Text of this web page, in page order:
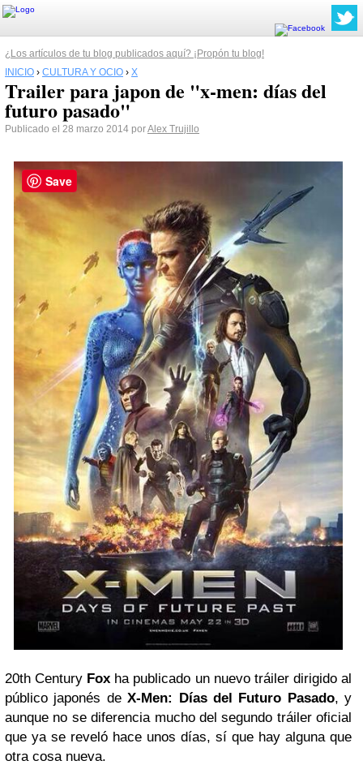
¿Los artículos de tu blog publicados aquí? ¡Propón tu blog!
INICIO › CULTURA Y OCIO › X
Trailer para japon de "x-men: días del
futuro pasado"
Publicado el 28 marzo 2014 porAlex Trujillo
20th Century Fox ha publicado un nuevo tráiler dirigido al
público japonés deX-Men: Días del Futuro Pasado, y
aunque no se diferencia mucho del segundo tráiler oficial
que ya se reveló hace unos días, sí que hay alguna que
otra cosa nueva.
Save